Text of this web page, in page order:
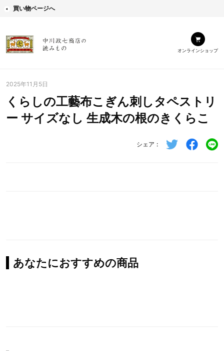
買い物ページへ
オンラインショップ
2025年11月5日
くらしの工藝布こぎん刺しタペストリ
ー サイズなし 生成木の根のきくらこ
シェア
あなたにおすすめの商品